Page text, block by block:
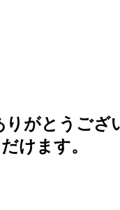
がとうござ
けます。